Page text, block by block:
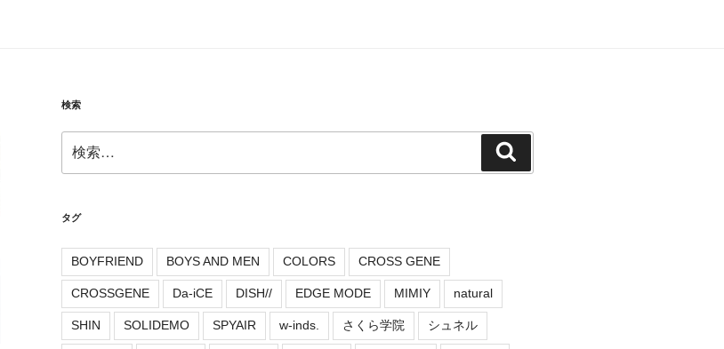
検索
索:
索
タグ
BOYFRIEND BOYS AND MEN COLORS CROSS GENE
CROSSGENE Da-iCE DISH// EDGE MODE MIMIY natural
SHIN SOLIDEMO SPYAIR w-inds. さくら学院 シュネル